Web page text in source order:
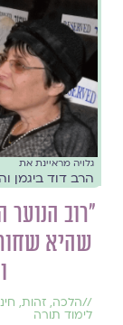
גלויה מראיינת את
הרב דוד ביגמן
"רוב
שהיא שחור
//הלכה, זהות,
לימוד תורה